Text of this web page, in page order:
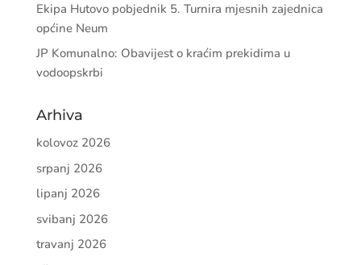
Ekipa Hutovo pobjednik 5. Turnira mjesnih zajednica
općine Neum
JP Komunalno: Obavijest o kraćim prekidima u
vodoopskrbi
Arhiva
kolovoz 2026
srpanj 2026
lipanj 2026
svibanj 2026
travanj 2026